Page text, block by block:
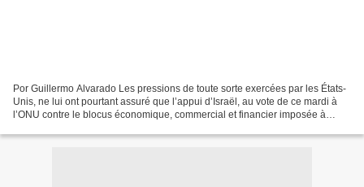
Por Guillermo Alvarado Les pressions de toute sorte exercées par les États-
Unis, ne lui ont pourtant assuré que l’appui d’Israël, au vote de ce mardi à
l’ONU contre le blocus économique, commercial et financier imposée à